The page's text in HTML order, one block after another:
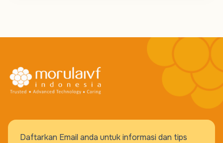
Daftarkan Email anda untuk informasi dan tips